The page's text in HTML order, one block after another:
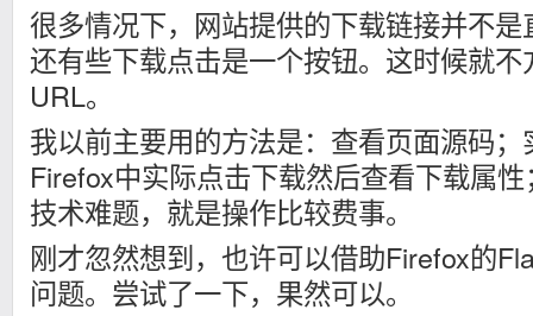
很多情况下，网站提供的下载链接并不
还有些下载点击是一个按钮。这时候就
URL。
我以前主要用的方法是：查看页面源码
Firefox中实际点击下载然后查看下载属
技术难题，就是操作比较费事。
刚才忽然想到，也许可以借助Firefox的
问题。尝试了一下，果然可以。